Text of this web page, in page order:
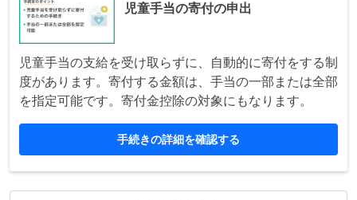
児童手当の寄付の申出
児童手当の支給を受け取らずに、自動的に寄付をする制
度があります。寄付する金額は、手当の一部または全部
を指定可能です。寄付金控除の対象にもなります。
手続きの詳細を確認する